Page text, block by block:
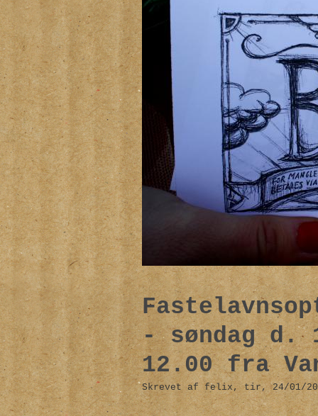
- søndag
12.00 fra
Skrevet af felix, tir, 24/01/